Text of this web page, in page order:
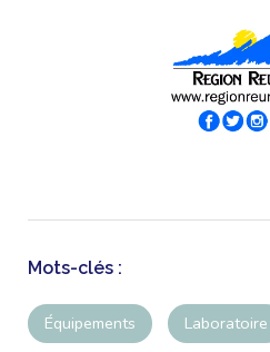
Mots-clés :
Équipements Laboratoire